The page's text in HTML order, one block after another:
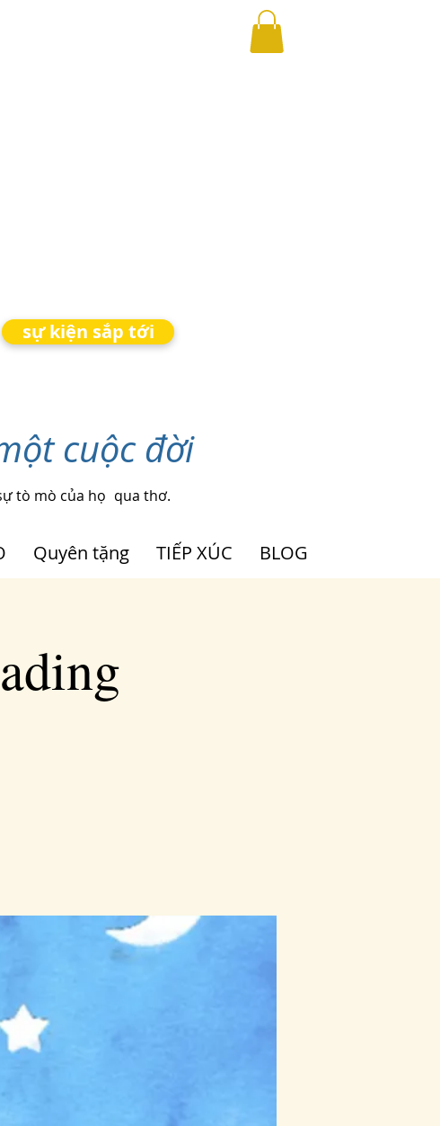
sự kiện sắp tới
cuộc đời
tò mò của họ qua thơ.
Quyên tặng TIẾP XÚC BLOG